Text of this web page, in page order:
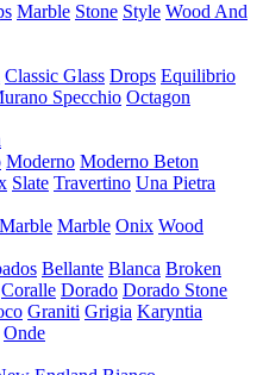
Marble Stone Style Wood And
Classic Glass Drops Equilibrio
Specchio Octagon
Moderno Moderno Beton
Slate Travertino Una Pietra
Marble Onix Wood
Bellante Blanca Broken
Coralle Dorado Dorado Stone
Graniti Grigia Karyntia
Onde